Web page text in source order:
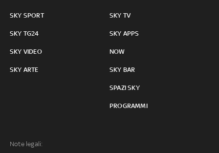
SKY SPORT
SKY TG24
SKY VIDEO
SKY ARTE
SKY TV
SKY APPS
NOW
SKY BAR
SPAZI SKY
PROGRAMMI
Note legali: